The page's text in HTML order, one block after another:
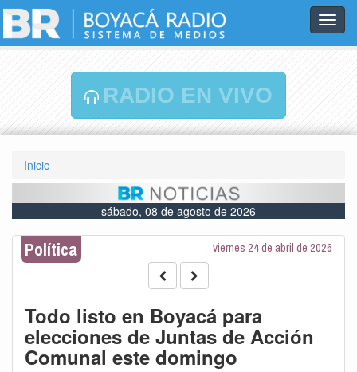
RADIO EN VIVO
Inicio
sábado, 08 de agosto de 2026
Política viernes 24 de abril de 2026
Todo listo en Boyacá para
elecciones de Juntas de Acción
Comunal este domingo